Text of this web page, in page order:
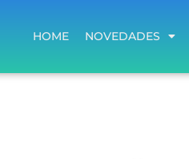
HOME NOVEDADES
HOME NOVEDADES